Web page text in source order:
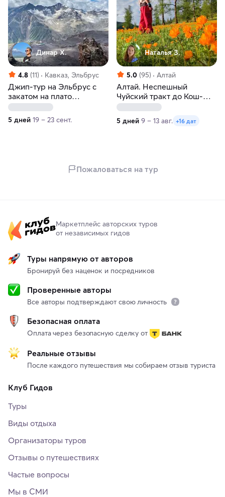
Динар Х.
4.8 (11) Кавказ, Эльбрус
Джип-тур на Эльбрус с
закатом на плато
Бермамыт
5 дней 19 – 23 сент.
Наталья З.
5.0 (95) Алтай
Алтай. Неспешный
Чуйский тракт до Кош-
Агача
5 дней 9 – 13 авг. +16 дат
Пожаловаться на тур
Маркетплейс авторских туров
от независимых гидов
Туры напрямую от авторов
Бронируй без наценок и посредников
Проверенные авторы
Все авторы подтверждают свою личность
Безопасная оплата
Оплата через безопасную сделку от
Реальные отзывы
После каждого путешествия мы собираем отзыв туриста
Клуб Гидов
Туры
Виды отдыха
Организаторы туров
Отзывы о путешествиях
Частые вопросы
Мы в СМИ